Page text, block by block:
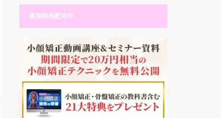
美容特典配布中